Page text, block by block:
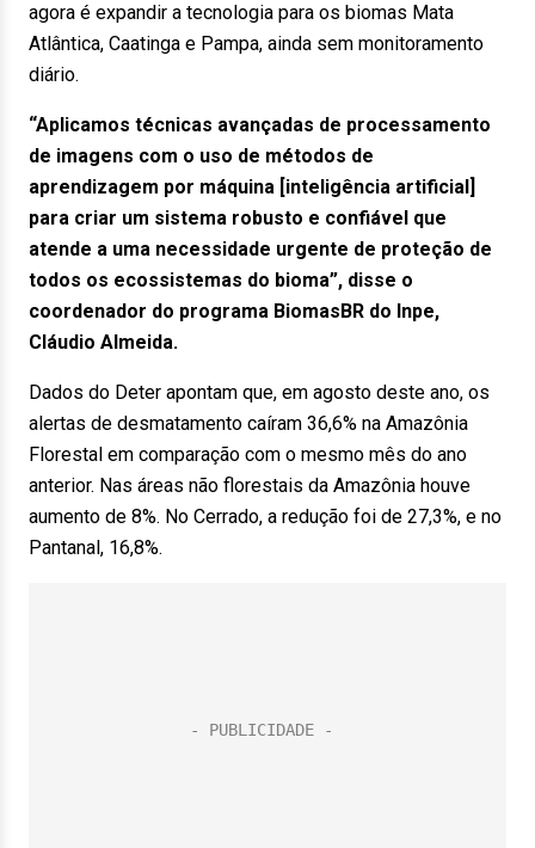
agora é expandir a tecnologia para os biomas Mata
Atlântica, Caatinga e Pampa, ainda sem monitoramento
diário.
“Aplicamos técnicas avançadas de processamento
de imagens com o uso de métodos de
aprendizagem por máquina [inteligência artificial]
para criar um sistema robusto e confiável que
atende a uma necessidade urgente de proteção de
todos os ecossistemas do bioma”, disse o
coordenador do programa BiomasBR do Inpe,
Cláudio Almeida.
Dados do Deter apontam que, em agosto deste ano, os
alertas de desmatamento caíram 36,6% na Amazônia
Florestal em comparação com o mesmo mês do ano
anterior. Nas áreas não florestais da Amazônia houve
aumento de 8%. No Cerrado, a redução foi de 27,3%, e no
Pantanal, 16,8%.